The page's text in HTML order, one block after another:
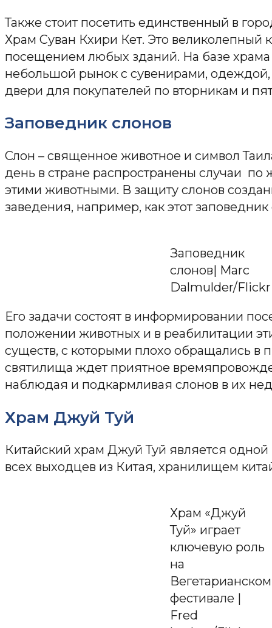
Также стоит посетить единственный в
Храм Суван Кхири Кет. Это великолепный
посещением любых зданий. На базе
небольшой рынок с сувенирами,
двери для покупателей по вторникам и
Заповедник слонов
Слон – священное животное и символ
день в стране распространены случаи
этими животными. В защиту слонов
заведения, например, как этот заповедник
Заповедник
слонов| Marc
Dalmulder/Flickr
Его задачи состоят в информировании
положении животных и в реабилитации
существ, с которыми плохо обращались в
святилища ждет приятное
наблюдая и подкармливая слонов в их
Храм Джуй Туй
Китайский храм Джуй Туй является одной
всех выходцев из Китая, хранилищем
Храм «Джуй
Туй» играет
ключевую роль
на
Вегетарианском
фестивале |
Fred